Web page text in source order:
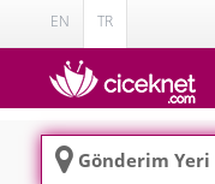
EN TR
Gönderim Yeri